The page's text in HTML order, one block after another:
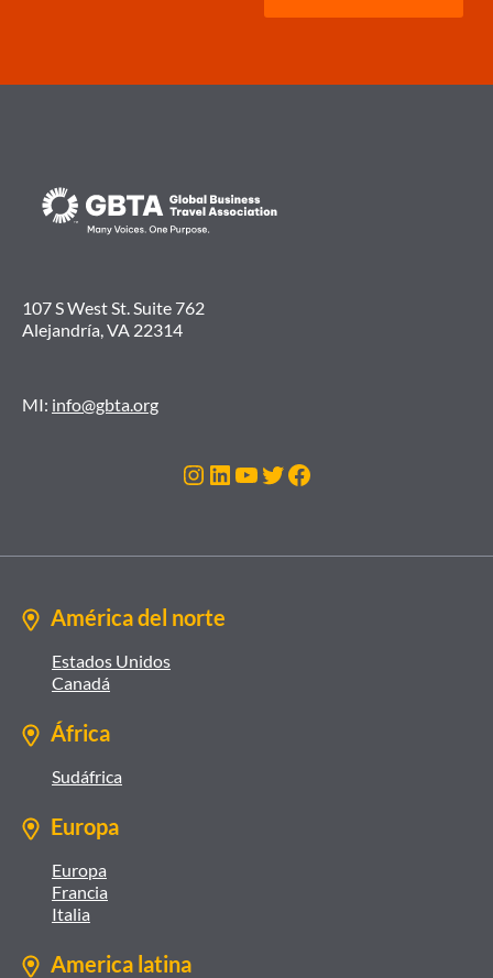
107 S West St. Suite 762
Alejandría, VA 22314
MI: info@gbta.org
Instagram
LinkedIn
YouTube
Twitter
Facebook
América del norte
Estados Unidos
Canadá
África
Sudáfrica
Europa
Europa
Francia
Italia
America latina